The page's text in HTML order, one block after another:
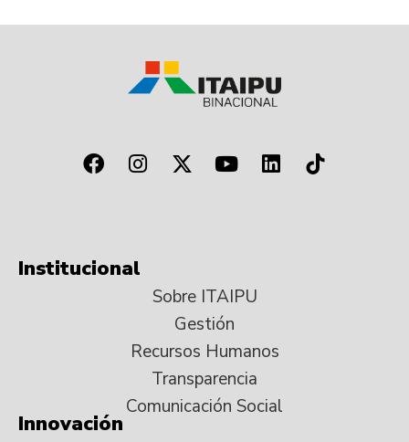
Institucional
Sobre ITAIPU
Gestión
Recursos Humanos
Transparencia
Comunicación Social
Innovación